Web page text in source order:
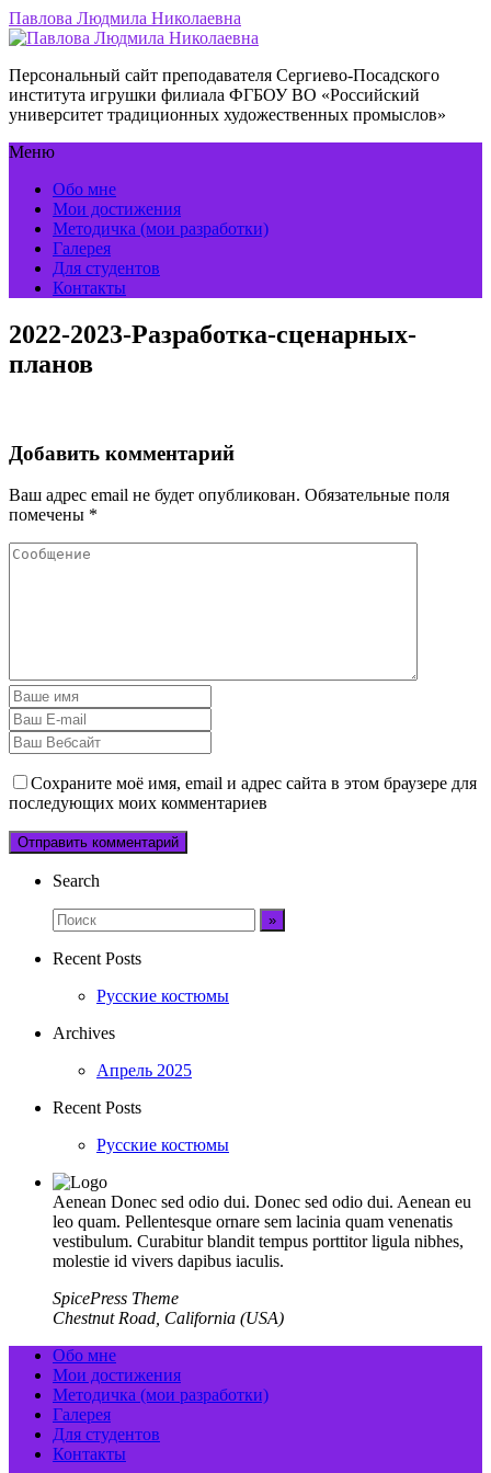
Павлова Людмила Николаевна
Персональный сайт преподавателя Сергиево-Посадского
института игрушки филиала ФГБОУ ВО «Российский
университет традиционных художественных промыслов»
Меню
Обо мне
Мои достижения
Методичка (мои разработки)
Галерея
Для студентов
Контакты
2022-2023-Разработка-сценарных-
планов
Добавить комментарий
Ваш адрес email не будет опубликован. Обязательные поля
помечены *
Сохраните моё имя, email и адрес сайта в этом браузере для
последующих моих комментариев
Search
Recent Posts
Русские костюмы
Archives
Апрель 2025
Recent Posts
Русские костюмы
Aenean Donec sed odio dui. Donec sed odio dui. Aenean eu
leo quam. Pellentesque ornare sem lacinia quam venenatis
vestibulum. Curabitur blandit tempus porttitor ligula nibhes,
molestie id vivers dapibus iaculis.
SpicePress Theme
Chestnut Road, California (USA)
Обо мне
Мои достижения
Методичка (мои разработки)
Галерея
Для студентов
Контакты